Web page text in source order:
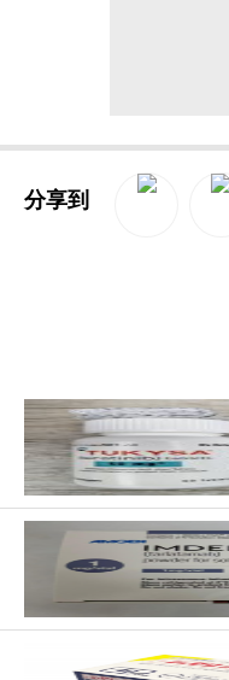
的口服靶向药物
脑转移病灶，
接受过曲妥珠单
分享到